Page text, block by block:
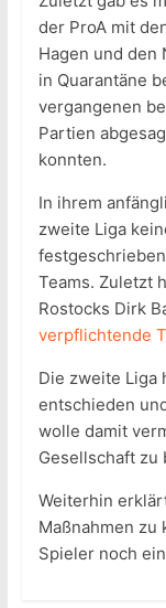
der ProA mit
Hagen und den
in Quarantäne
vergangenen
Partien
konnten.
In ihrem
zweite Liga
Teams. Zuletzt
Rostocks Dirk
verpflichtende
Die zweite Liga
entschieden
wolle damit
Gesellschaft zu
Weiterhin
Maßnahmen
Spieler noch